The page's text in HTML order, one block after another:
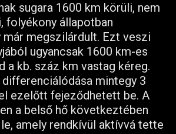
sugara 1600 km körüli, nem
folyékony állapotban
már megszilárdult. Ezt veszi
ugyancsak 1600 km-es
a kb. száz km vastag kéreg.
differenciálódása mintegy 3
ezelőtt fejeződhetett be. A
a belső hő következtében
amely rendkívül aktívvá tette